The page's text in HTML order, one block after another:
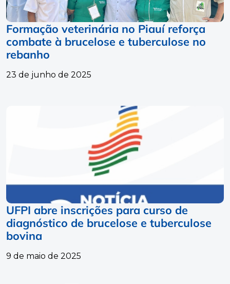
Formação veterinária no Piauí reforça
combate à brucelose e tuberculose no
rebanho
23 de junho de 2025
UFPI abre inscrições para curso de
diagnóstico de brucelose e tuberculose
bovina
9 de maio de 2025